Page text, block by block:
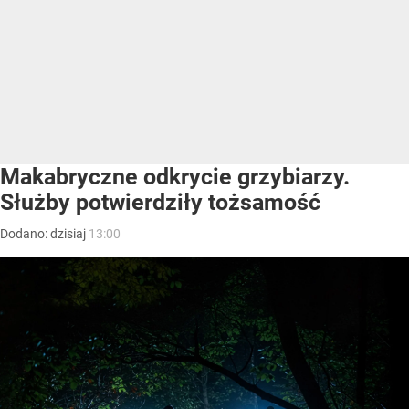
Makabryczne odkrycie grzybiarzy.
Służby potwierdziły tożsamość
Dodano:dzisiaj 13:00